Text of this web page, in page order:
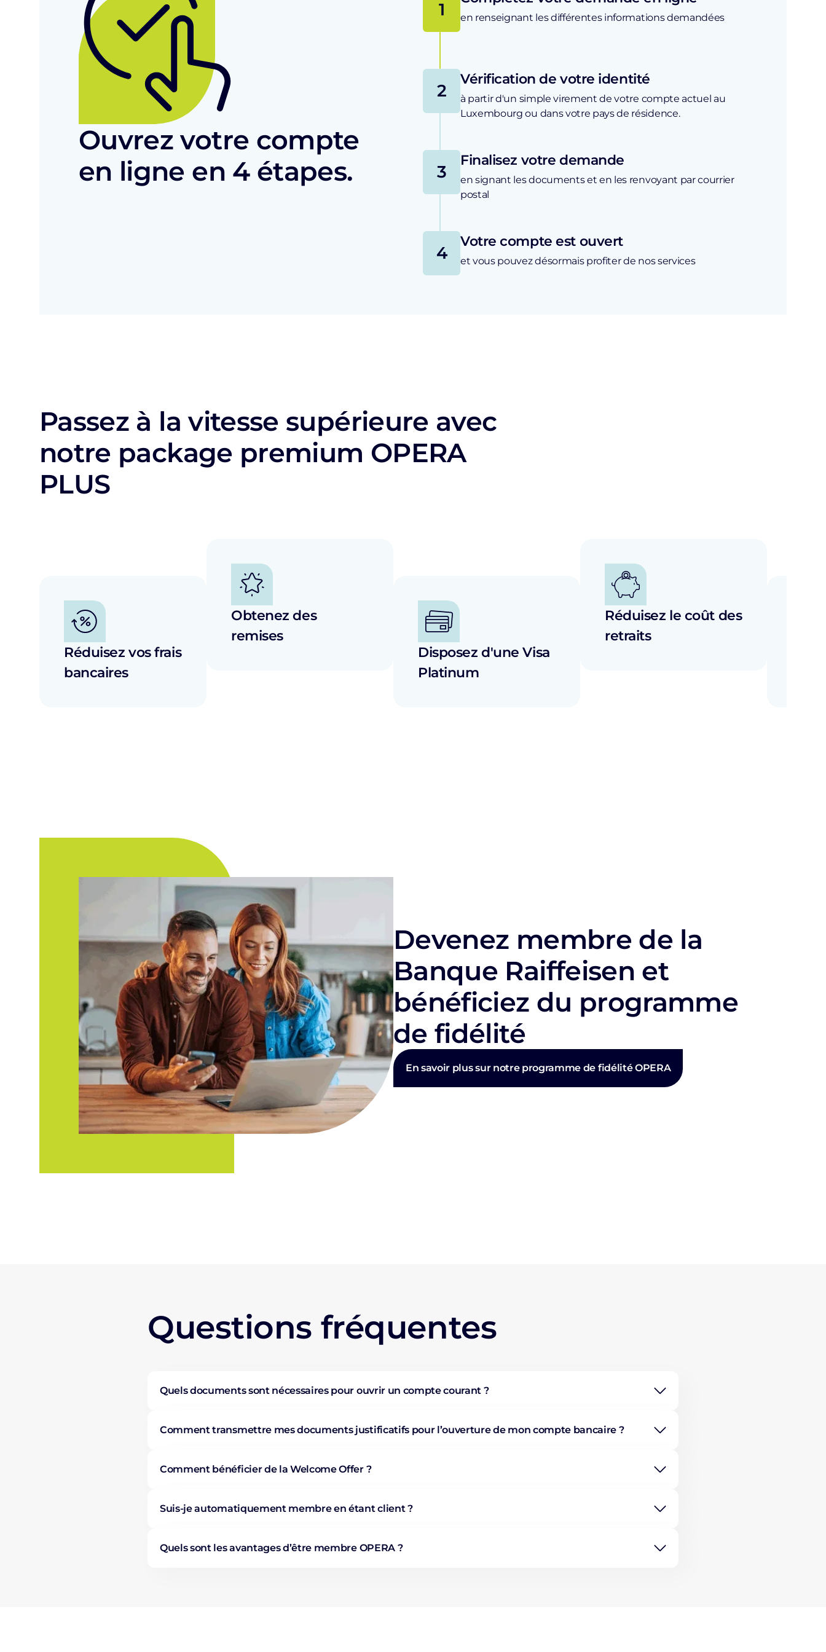
Ouvrez votre compte
en ligne en 4 étapes.
1 en renseignant les différentes informations demandées
2
Vérification de votre identité
à partir d'un simple virement de votre compte actuel au
Luxembourg ou dans votre pays de résidence.
3
Finalisez votre demande
en signant les documents et en les renvoyant par courrier
postal
4
Votre compte est ouvert
et vous pouvez désormais profiter de nos services
Passez à la vitesse supérieure avec
notre package premium OPERA
PLUS
Réduisez vos frais
bancaires
Obtenez des
remises
Disposez d'une Visa
Platinum
Réduisez le coût des
retraits
Devenez membre de la
Banque Raiffeisen et
bénéficiez du programme
de fidélité
En savoir plus sur notre programme de fidélité OPERA
Questions fréquentes
Quels documents sont nécessaires pour ouvrir un compte courant ?
Comment transmettre mes documents justificatifs pour l’ouverture de mon compte bancaire ?
Comment bénéficier de la Welcome Offer ?
Suis-je automatiquement membre en étant client ?
Quels sont les avantages d’être membre OPERA ?